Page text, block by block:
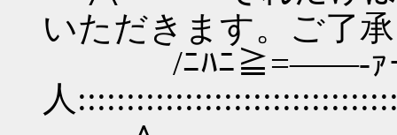
いただきます。ご了
/ﾆﾊﾆ≧=――‐ｧー
人